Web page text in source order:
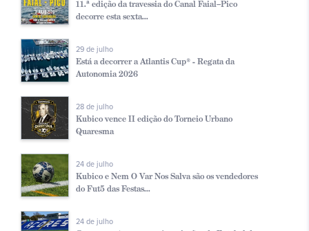
11.ª edição da travessia do Canal Faial–Pico
decorre esta sexta...
29 de julho
Está a decorrer a Atlantis Cup® - Regata da
Autonomia 2026
28 de julho
Kubico vence II edição do Torneio Urbano
Quaresma
24 de julho
Kubico e Nem O Var Nos Salva são os vendedores
do Fut5 das Festas...
24 de julho